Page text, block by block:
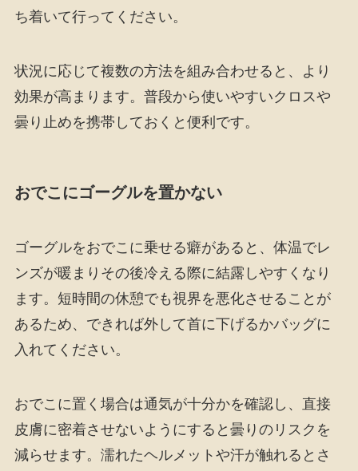
ち着いて行ってください。
状況に応じて複数の方法を組み合わせると、より
効果が高まります。普段から使いやすいクロスや
曇り止めを携帯しておくと便利です。
おでこにゴーグルを置かない
ゴーグルをおでこに乗せる癖があると、体温でレ
ンズが暖まりその後冷える際に結露しやすくなり
ます。短時間の休憩でも視界を悪化させることが
あるため、できれば外して首に下げるかバッグに
入れてください。
おでこに置く場合は通気が十分かを確認し、直接
皮膚に密着させないようにすると曇りのリスクを
減らせます。濡れたヘルメットや汗が触れるとさ